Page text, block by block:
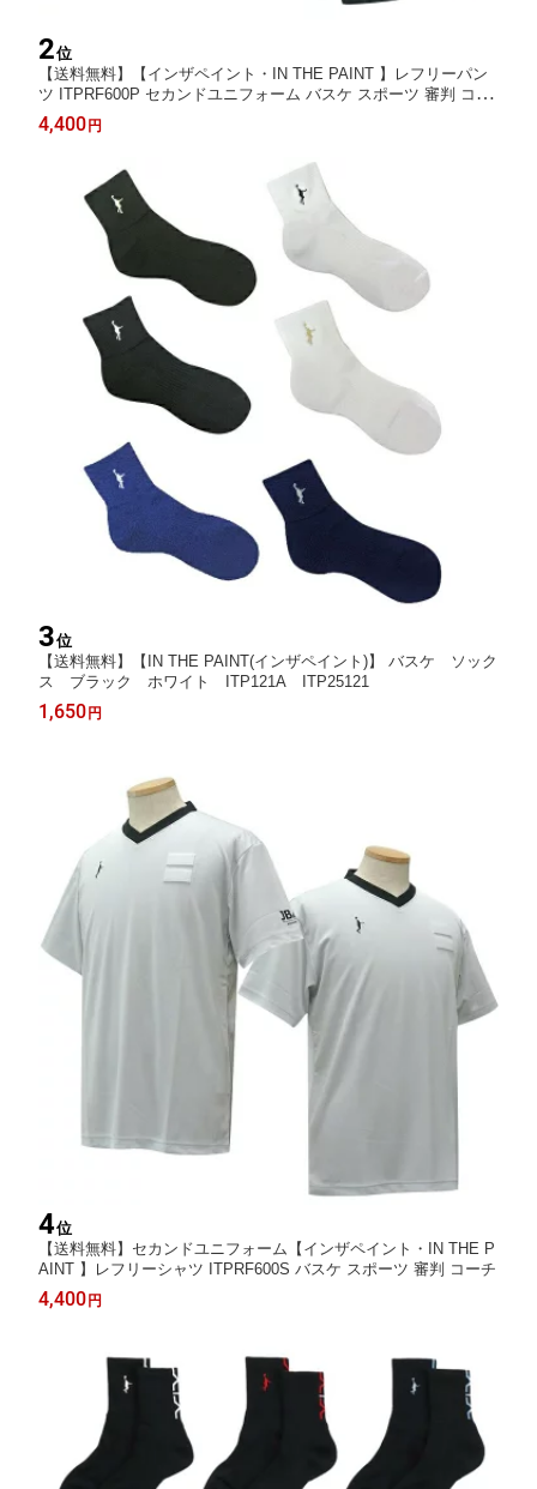
2位
【送料無料】【インザペイント・IN THE PAINT 】レフリーパン
ツ ITPRF600P セカンドユニフォーム バスケ スポーツ 審判 コー
チ
4,400円
3位
【送料無料】【IN THE PAINT(インザペイント)】 バスケ ソック
ス ブラック ホワイト ITP121A ITP25121
1,650円
4位
【送料無料】セカンドユニフォーム【インザペイント・IN THE P
AINT 】レフリーシャツ ITPRF600S バスケ スポーツ 審判 コーチ
4,400円